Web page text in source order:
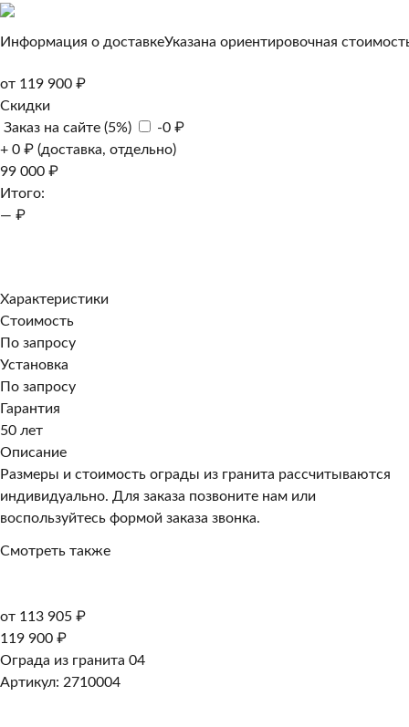
Информация о доставкеУказана ориентировочная
от 119 900 ₽
Скидки
Заказ на сайте (5%)
-0 ₽
+ 0 ₽ (доставка, отдельно)
99 000 ₽
Итого:
— ₽
Характеристики
Стоимость
По запросу
Установка
По запросу
Гарантия
50 лет
Описание
Размеры и стоимость ограды из гранита рассчитываются
индивидуально. Для заказа позвоните нам или
воспользуйтесь формой заказа звонка.
Смотреть также
от 113 905 ₽
119 900 ₽
Ограда из гранита 04
Артикул: 2710004